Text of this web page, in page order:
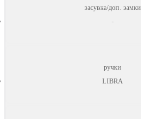
засувка/доп. замки
-
ручки
LIBRA